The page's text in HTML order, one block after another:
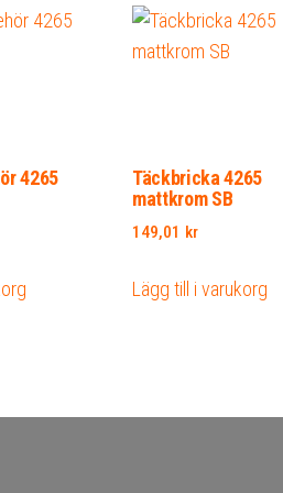
4265
Täckbricka 4265
mattkrom SB
149,01 kr
Lägg till i varukorg